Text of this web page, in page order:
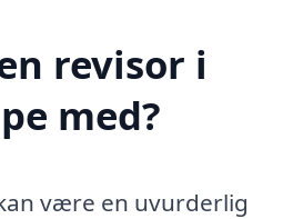
revisor i
med?
være en uvurderlig